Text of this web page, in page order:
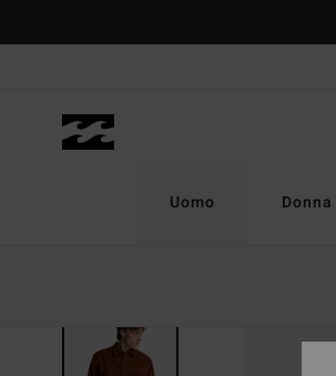
prodotto
Uomo Donna